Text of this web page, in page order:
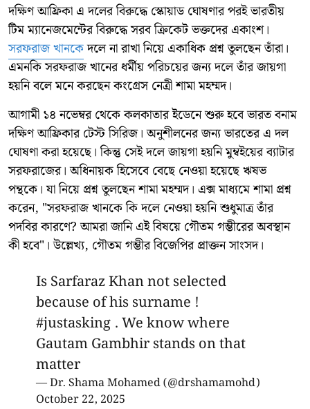
দক্ষিণ আফ্রিকা এ দলের বিরুদ্ধে স্কোয়াড ঘোষণার পরই ভারতীয়
টিম ম্যানেজমেন্টের বিরুদ্ধে সরব ক্রিকেট ভক্তদের একাংশ।
সরফরাজ খানকেদলে না রাখা নিয়ে একাধিক প্রশ্ন তুলছেন তাঁরা।
এমনকি সরফরাজ খানের ধর্মীয় পরিচয়ের জন্য দলে তাঁর জায়গা
হয়নি বলে মনে করছেন কংগ্রেস নেত্রী শামা মহম্মদ।
আগামী ১৪ নভেম্বর থেকে কলকাতার ইডেনে শুরু হবে ভারত বনাম
দক্ষিণ আফ্রিকার টেস্ট সিরিজ। অনুশীলনের জন্য ভারতের এ দল
ঘোষণা করা হয়েছে। কিন্তু সেই দলে জায়গা হয়নি মুম্বইয়ের ব্যাটার
সরফরাজের। অধিনায়ক হিসেবে বেছে নেওয়া হয়েছে ঋষভ
পন্থকে। যা নিয়ে প্রশ্ন তুলছেন শামা মহম্মদ। এক্স মাধ্যমে শামা প্রশ্ন
করেন, "সরফরাজ খানকে কি দলে নেওয়া হয়নি শুধুমাত্র তাঁর
পদবির কারণে? আমরা জানি এই বিষয়ে গৌতম গম্ভীরের অবস্থান
কী হবে"। উল্লেখ্য, গৌতম গম্ভীর বিজেপির প্রাক্তন সাংসদ।
Is Sarfaraz Khan not selected
because of his surname !
#justasking . We know where
Gautam Gambhir stands on that
matter
— Dr. Shama Mohamed (@drshamamohd)
October 22, 2025